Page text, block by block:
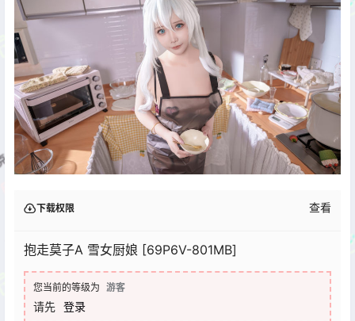
下载权限 查看
抱走莫子A 雪女厨娘 [69P6V-801MB]
您当前的等级为 游客
请先 登录